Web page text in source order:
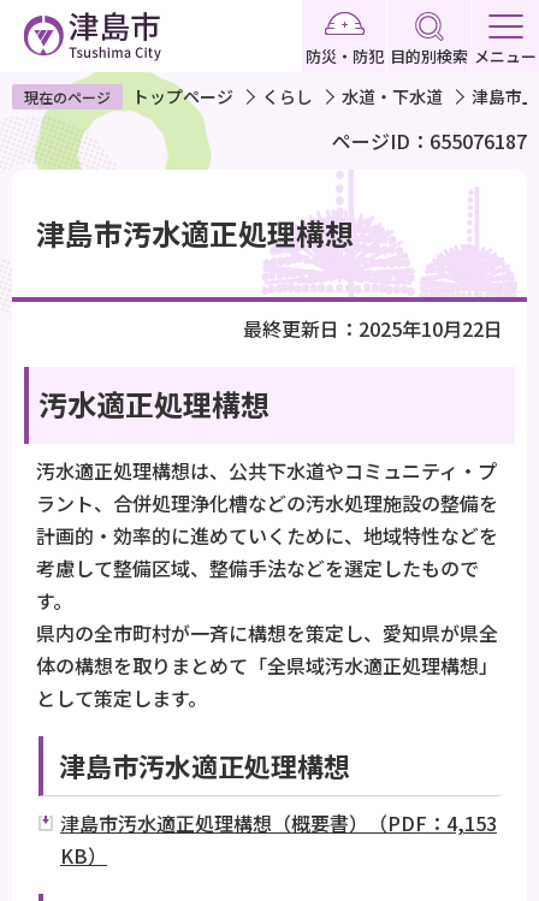
ペ
ー
ジ
で
す
防災・防犯 目的別検索 メニュー
現在のページ トップページ くらし 水道・下水道 津島市
ページID：655076187
津島市汚水適正処理構想
最終更新日：2025年10月22日
汚水適正処理構想
汚水適正処理構想は、公共下水道やコミュニティ・プ
ラント、合併処理浄化槽などの汚水処理施設の整備を
計画的・効率的に進めていくために、地域特性などを
考慮して整備区域、整備手法などを選定したもので
す。
県内の全市町村が一斉に構想を策定し、愛知県が県全
体の構想を取りまとめて「全県域汚水適正処理構想」
として策定します。
津島市汚水適正処理構想
津島市汚水適正処理構想（概要書）（PDF：4,153
KB）